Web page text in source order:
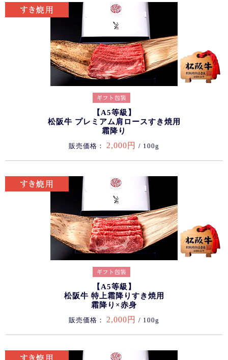
【A5等級】
松阪牛 プレミアム肩ロースすき焼用
霜降り
販売価格： 2,000円 / 100g
【A5等級】
松阪牛 特上霜降りすき焼用
霜降り×赤身
販売価格： 2,000円 / 100g